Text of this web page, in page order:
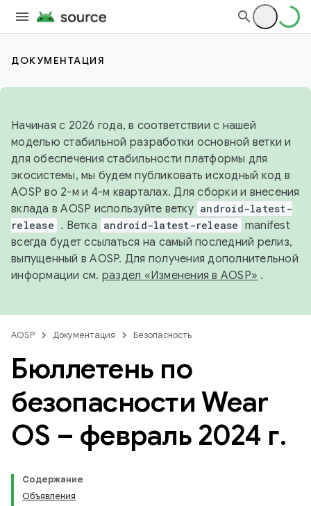
ДОКУМЕНТАЦИЯ
Начиная с 2026 года, в соответствии с нашей
моделью стабильной разработки основной ветки и
для обеспечения стабильности платформы для
экосистемы, мы будем публиковать исходный код в
AOSP во 2-м и 4-м кварталах. Для сборки и внесения
вклада в AOSP используйте ветку android-latest-
release . Ветка android-latest-release manifest
всегда будет ссылаться на самый последний релиз,
выпущенный в AOSP. Для получения дополнительной
информации см. раздел «Изменения в AOSP» .
AOSP Документация Безопасность
Бюллетень по
безопасности Wear
OS – февраль 2024 г.
Содержание
Объявления